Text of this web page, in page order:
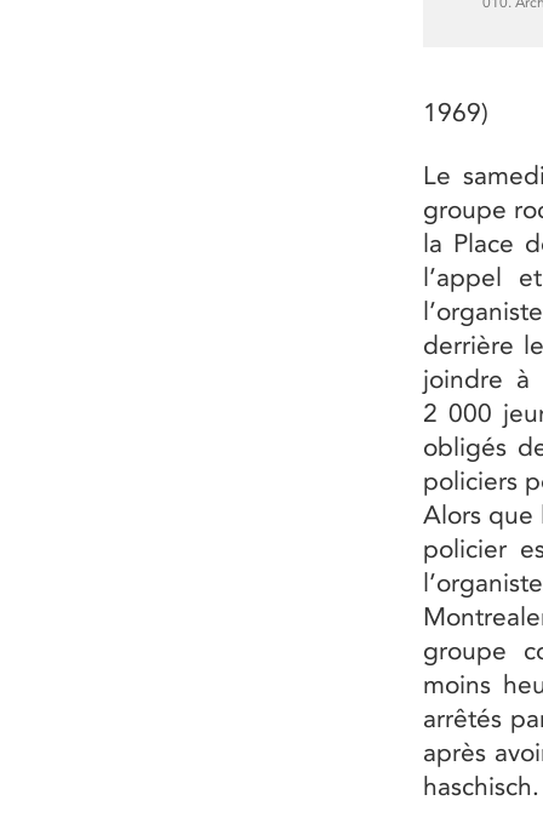
1969)
Le
groupe
la Place
l’appel
derrière
joindre à
2 000
obligés
policiers
Alors que
policier
groupe
moins
arrêtés
après
haschisch.